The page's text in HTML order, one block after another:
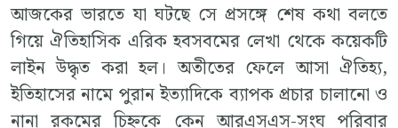
আজকের ভারতে যা ঘটছে সে প্রসঙ্গে শেষ কথা বলতে
গিয়ে ঐতিহাসিক এরিক হবসবমের লেখা থেকে কয়েকটি
লাইন উদ্ধৃত করা হল। অতীতের ফেলে আসা ঐতিহ্য,
ইতিহাসের নামে পুরান ইত্যাদিকে ব্যাপক প্রচার চালানো ও
নানা রকমের চিহ্নকে কেন আরএসএস-সংঘ পরিবার